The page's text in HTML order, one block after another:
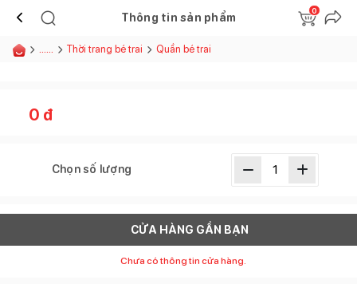
Thông tin sản phẩm
0
...... Thời trang bé trai Quần bé trai
0 đ
Chọn số lượng
CỬA HÀNG GẦN BẠN
Chưa có thông tin cửa hàng.